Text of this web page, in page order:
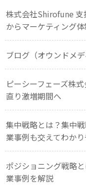
株式会社Shirofune 支
からマーケティング
ブログ（オウンドメ
ピーシーフェーズ株
直り激増期間へ
集中戦略とは？集中
業事例も交えてわか
ポジショニング戦略
業事例を解説